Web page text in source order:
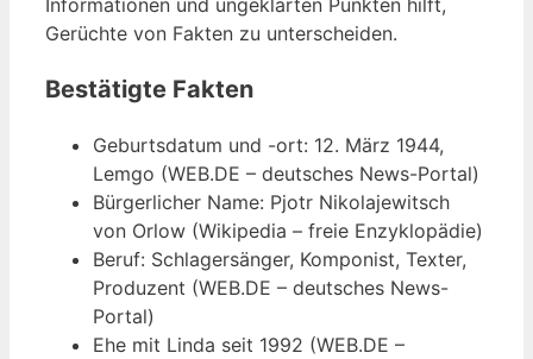
Gerüchte von Fakten zu unterscheiden.
Bestätigte Fakten
Geburtsdatum und -ort: 12. März 1944,
Lemgo (WEB.DE – deutsches News-Portal)
Bürgerlicher Name: Pjotr Nikolajewitsch
von Orlow (Wikipedia – freie Enzyklopädie)
Beruf: Schlagersänger, Komponist, Texter,
Produzent (WEB.DE – deutsches News-
Portal)
Ehe mit Linda seit 1992 (WEB.DE –